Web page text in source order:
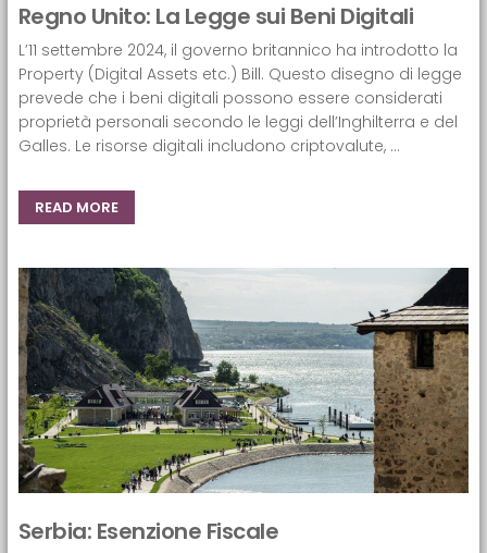
Regno Unito: La Legge sui Beni Digitali
L’11 settembre 2024, il governo britannico ha introdotto la
Property (Digital Assets etc.) Bill. Questo disegno di legge
prevede che i beni digitali possono essere considerati
proprietà personali secondo le leggi dell’Inghilterra e del
Galles. Le risorse digitali includono criptovalute, ...
READ MORE
Serbia: Esenzione Fiscale